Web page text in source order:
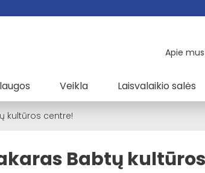
Apie mus
Veikla Laisvalaikio salės
kultūros centre!
Babtų